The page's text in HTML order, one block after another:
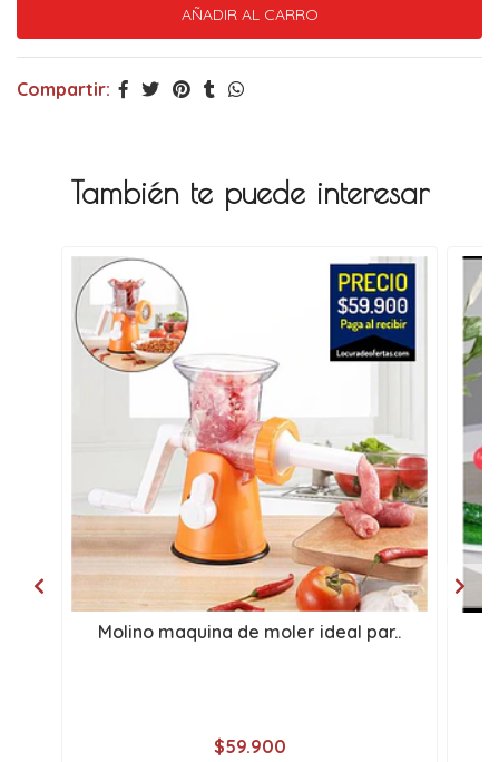
Compartir:
También te puede interesar
Molino maquina de moler ideal par..
$59.900